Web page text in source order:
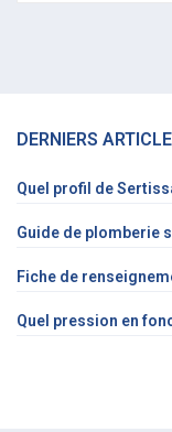
DERNIERS
Quel profil de
Guide de plomberie
Fiche de
Quel pression en